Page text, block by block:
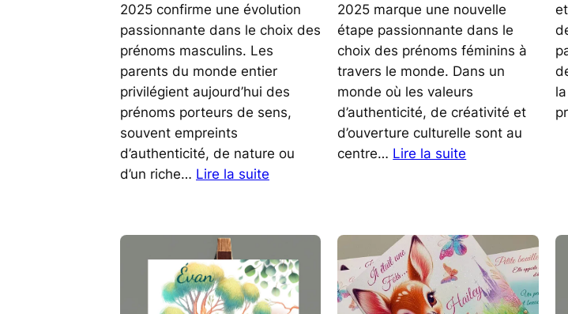
2025 confirme une évolution
passionnante dans le choix des
prénoms masculins. Les
parents du monde entier
privilégient aujourd’hui des
prénoms porteurs de sens,
souvent empreints
d’authenticité, de nature ou
d’un riche… Lire la suite
2025
l’Échelle
Mondiale
2025 marque une nouvelle
étape passionnante dans le
choix des prénoms féminins à
travers le monde. Dans un
monde où les valeurs
d’authenticité, de créativité et
d’ouverture culturelle sont au
centre… Lire la suite
Années
2025